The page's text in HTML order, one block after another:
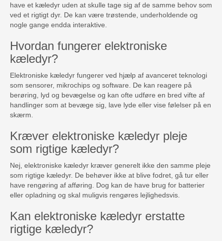
have et kæledyr uden at skulle tage sig af de samme behov som
ved et rigtigt dyr. De kan være trøstende, underholdende og
nogle gange endda interaktive.
Hvordan fungerer elektroniske
kæledyr?
Elektroniske kæledyr fungerer ved hjælp af avanceret teknologi
som sensorer, mikrochips og software. De kan reagere på
berøring, lyd og bevægelse og kan ofte udføre en bred vifte af
handlinger som at bevæge sig, lave lyde eller vise følelser på en
skærm.
Kræver elektroniske kæledyr pleje
som rigtige kæledyr?
Nej, elektroniske kæledyr kræver generelt ikke den samme pleje
som rigtige kæledyr. De behøver ikke at blive fodret, gå tur eller
have rengøring af afføring. Dog kan de have brug for batterier
eller opladning og skal muligvis rengøres lejlighedsvis.
Kan elektroniske kæledyr erstatte
rigtige kæledyr?